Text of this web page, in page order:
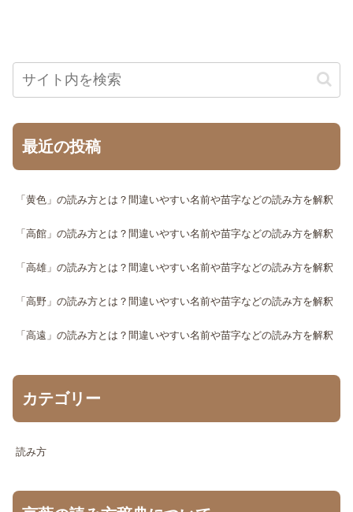
最近の投稿
「黄色」の読み方とは？間違いやすい名前や苗字などの読み方を解釈
「高館」の読み方とは？間違いやすい名前や苗字などの読み方を解釈
「高雄」の読み方とは？間違いやすい名前や苗字などの読み方を解釈
「高野」の読み方とは？間違いやすい名前や苗字などの読み方を解釈
「高遠」の読み方とは？間違いやすい名前や苗字などの読み方を解釈
カテゴリー
読み方